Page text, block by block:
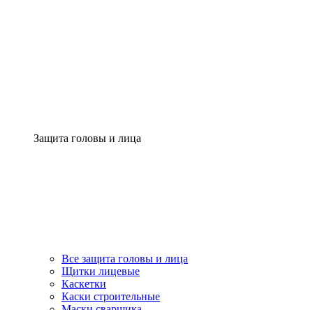
Защита головы и лица
Все защита головы и лица
Щитки лицевые
Каскетки
Каски строительные